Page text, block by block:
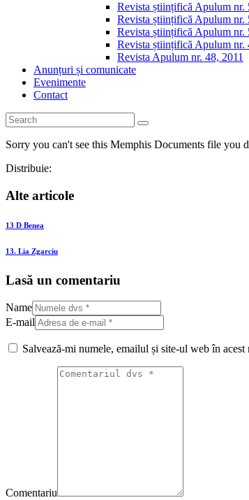
Revista științifică Apulum nr.
Revista științifică Apulum nr.
Revista științifică Apulum nr.
Revista științifică Apulum nr.
Revista Apulum nr. 48, 2011
Anunțuri și comunicate
Evenimente
Contact
Sorry you can't see this Memphis Documents file you
Distribuie:
Alte articole
13 D Benea
13. Lia Zgarciu
Lasă un comentariu
Name
E-mail
Salvează-mi numele, emailul și site-ul web în
Comentariu